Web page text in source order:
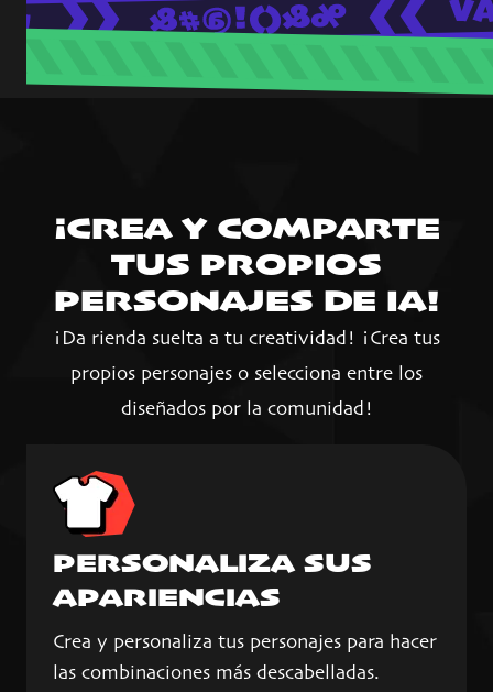
¡CREA Y COMPARTE
TUS PROPIOS
PERSONAJES DE IA!
¡Da rienda suelta a tu creatividad! ¡Crea tus
propios personajes o selecciona entre los
diseñados por la comunidad!
PERSONALIZA SUS
APARIENCIAS
Crea y personaliza tus personajes para hacer
las combinaciones más descabelladas.